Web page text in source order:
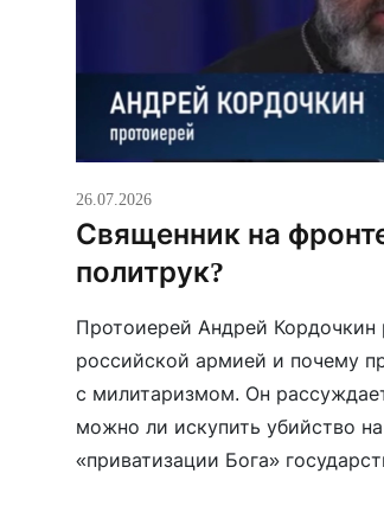
26.07.2026
Священник на
политрук?
Протоиерей Андрей Кордочкин
российской армией и почему
с милитаризмом. Он
можно ли искупить убийство
«приватизации Бога»